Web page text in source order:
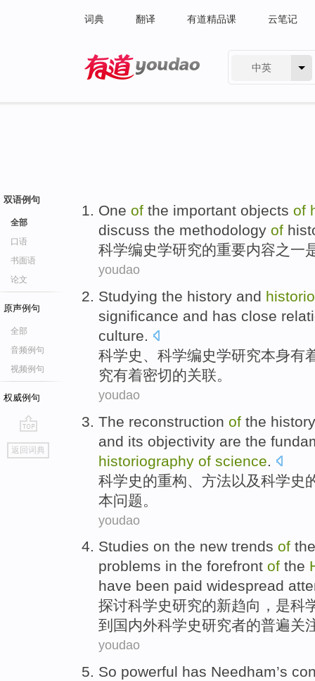
词典 翻译 有道精品课 云笔记
中英
双语例句
全部
口语
书面语
论文
原声例句
全部
音频例句
视频例句
权威例句
go
top
返回词典
One of the important objects of
discuss the methodology of
科学编史学研究的重要内容之一
youdao
Studying the history and
significance and has close
culture.
科学史 、 科学编史学研究本身有
究有着密切的关联。
youdao
The reconstruction of the
and its objectivity are the
historiography of science
科学史的重构 方法以及科学史
本问题 。
youdao
Studies on the new trends of
problems in the forefront of the
have been paid widespread
探讨科学史研究的新趋向 ， 是科
到 国内外科学史研究者的普遍关
youdao
So powerful has Needham’s